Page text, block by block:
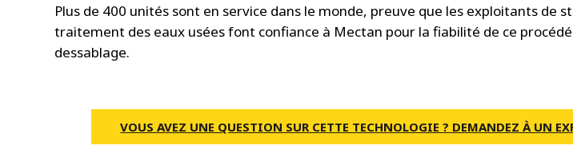
Plus de 400 unités sont en service dans le monde, preuve que les exploitants de
traitement des eaux usées font confiance à Mectan pour la fiabilité de ce
dessablage.
VOUS AVEZ UNE QUESTION SUR CETTE TECHNOLOGIE ? DEMANDEZ À UN